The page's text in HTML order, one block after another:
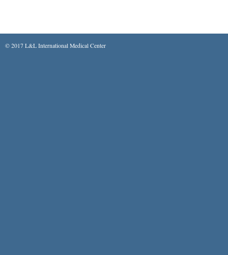
© 2017 L&L International Medical Center